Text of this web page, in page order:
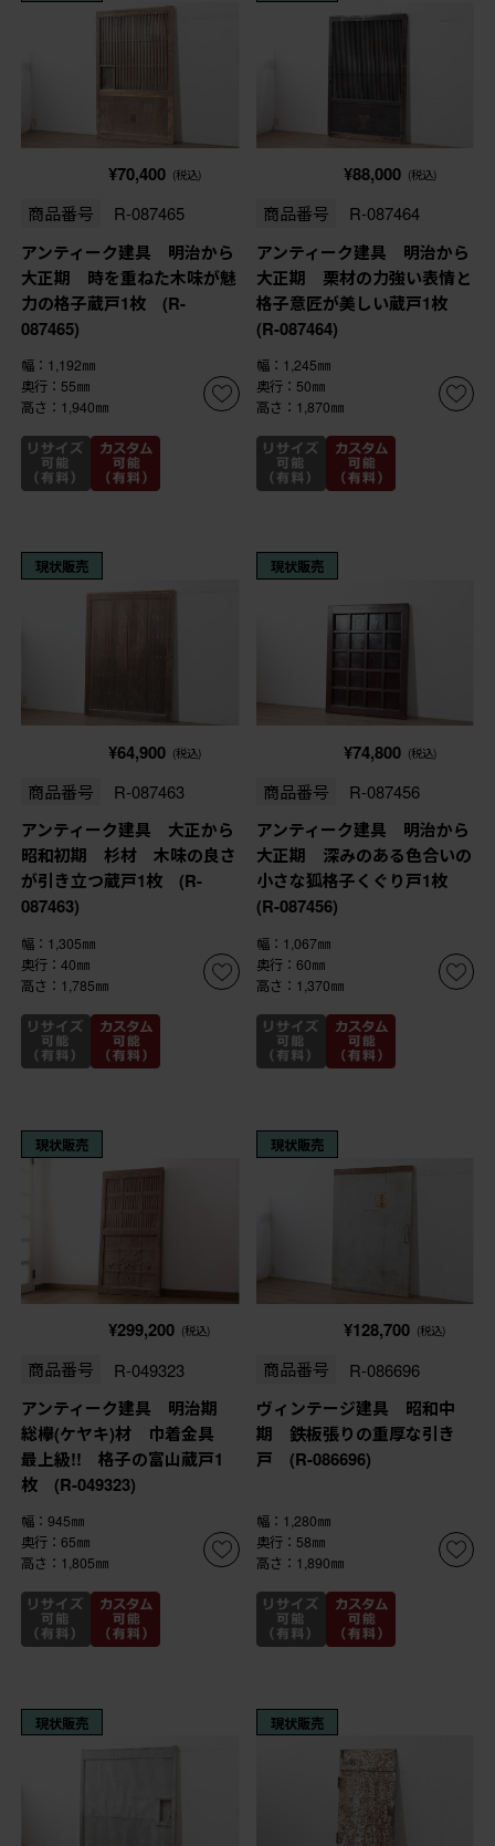
¥70,400 (税込)
商品番号 R-087465
アンティーク建具 明治から
大正期 時を重ねた木味が魅
力の格子蔵戸1枚 (R-
087465)
幅：1,192㎜
奥行：55㎜
高さ：1,940㎜
¥88,000 (税込)
商品番号 R-087464
アンティーク建具 明治から
大正期 栗材の力強い表情と
格子意匠が美しい蔵戸1枚
(R-087464)
幅：1,245㎜
奥行：50㎜
高さ：1,870㎜
現状販売
¥64,900 (税込)
商品番号 R-087463
アンティーク建具 大正から
昭和初期 杉材 木味の良さ
が引き立つ蔵戸1枚 (R-
087463)
幅：1,305㎜
奥行：40㎜
高さ：1,785㎜
現状販売
¥74,800 (税込)
商品番号 R-087456
アンティーク建具 明治から
大正期 深みのある色合いの
小さな狐格子くぐり戸1枚
(R-087456)
幅：1,067㎜
奥行：60㎜
高さ：1,370㎜
現状販売
¥299,200 (税込)
商品番号 R-049323
アンティーク建具 明治期
総欅(ケヤキ)材 巾着金具
最上級!! 格子の富山蔵戸1
枚 (R-049323)
幅：945㎜
奥行：65㎜
高さ：1,805㎜
現状販売
¥128,700 (税込)
商品番号 R-086696
ヴィンテージ建具 昭和中
期 鉄板張りの重厚な引き
戸 (R-086696)
幅：1,280㎜
奥行：58㎜
高さ：1,890㎜
現状販売 現状販売